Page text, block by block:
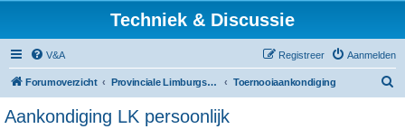
Techniek & Discussie
V&A Aanmelden
Registreer
Forumoverzicht Provinciale Limburgse Dambond Toernooiaankondiging
Aankondiging LK persoonlijk